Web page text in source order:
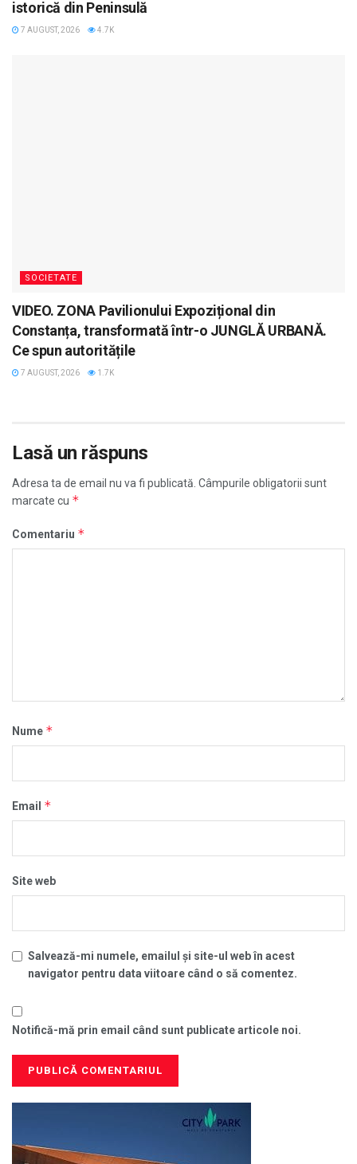
istorică din Peninsulă
7 AUGUST, 2026 4.7K
SOCIETATE
VIDEO. ZONA Pavilionului Expozițional din
Constanța, transformată într-o JUNGLĂ URBANĂ.
Ce spun autoritățile
7 AUGUST, 2026 1.7K
Lasă un răspuns
Adresa ta de email nu va fi publicată. Câmpurile obligatorii sunt
marcate cu *
Comentariu *
Nume *
Email *
Site web
Salvează-mi numele, emailul și site-ul web în acest
navigator pentru data viitoare când o să comentez.
Notifică-mă prin email când sunt publicate articole noi.